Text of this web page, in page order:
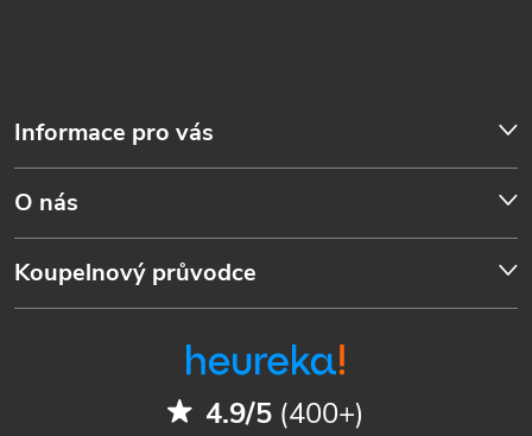
Informace pro vás
O nás
Koupelnový průvodce
4.9/5 (400+)